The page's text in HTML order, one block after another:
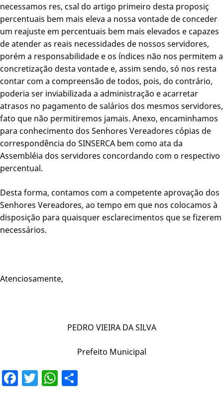
necessamos res, csal do artigo primeiro desta proposiç
percentuais bem mais eleva a nossa vontade de conceder
um reajuste em percentuais bem mais elevados e capazes
de atender as reais necessidades de nossos servidores,
porém a responsabilidade e os índices não nos permitem a
concretização desta vontade e, assim sendo, só nos resta
contar com a compreensão de todos, pois, do contrário,
poderia ser inviabilizada a administração e acarretar
atrasos no pagamento de salários dos mesmos servidores,
fato que não permitiremos jamais. Anexo, encaminhamos
para conhecimento dos Senhores Vereadores cópias de
correspondência do SINSERCA bem como ata da
Assembléia dos servidores concordando com o respectivo
percentual.
Desta forma, contamos com a competente aprovação dos
Senhores Vereadores, ao tempo em que nos colocamos à
disposição para quaisquer esclarecimentos que se fizerem
necessários.
Atenciosamente,
PEDRO VIEIRA DA SILVA
Prefeito Municipal
Facebook
TwitterWhatsApp